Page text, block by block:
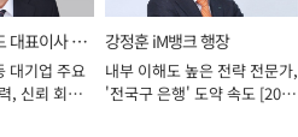
대표이사 사
대기업 주요
, 신뢰 회복
강정훈 iM뱅크 행장
내부 이해도 높은 전략 전문가,
'전국구 은행' 도약 속도 [2026